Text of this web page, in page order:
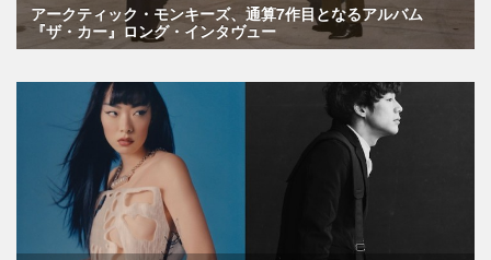
アークティック・モンキーズ、通算7作目となるアルバム
『ザ・カー』ロング・インタヴュー